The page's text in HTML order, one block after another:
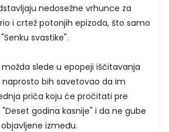
nedosežne vrhunce za
i crtež potonjih epizoda, što samo
svastike".
slede u epopeji iščitavanja
naprosto bih savetovao da im
priča koju će pročitati pre
godina kasnije" i da ne gube
između.